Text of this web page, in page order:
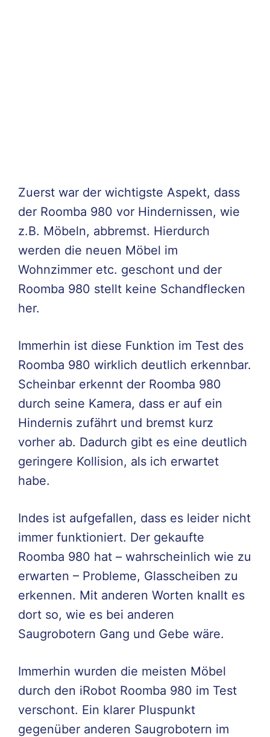
Zuerst war der wichtigste Aspekt, dass
der Roomba 980 vor Hindernissen, wie
z.B. Möbeln, abbremst. Hierdurch
werden die neuen Möbel im
Wohnzimmer etc. geschont und der
Roomba 980 stellt keine Schandflecken
her.
Immerhin ist diese Funktion im Test des
Roomba 980 wirklich deutlich erkennbar.
Scheinbar erkennt der Roomba 980
durch seine Kamera, dass er auf ein
Hindernis zufährt und bremst kurz
vorher ab. Dadurch gibt es eine deutlich
geringere Kollision, als ich erwartet
habe.
Indes ist aufgefallen, dass es leider nicht
immer funktioniert. Der gekaufte
Roomba 980 hat – wahrscheinlich wie zu
erwarten – Probleme, Glasscheiben zu
erkennen. Mit anderen Worten knallt es
dort so, wie es bei anderen
Saugrobotern Gang und Gebe wäre.
Immerhin wurden die meisten Möbel
durch den iRobot Roomba 980 im Test
verschont. Ein klarer Pluspunkt
gegenüber anderen Saugrobotern im